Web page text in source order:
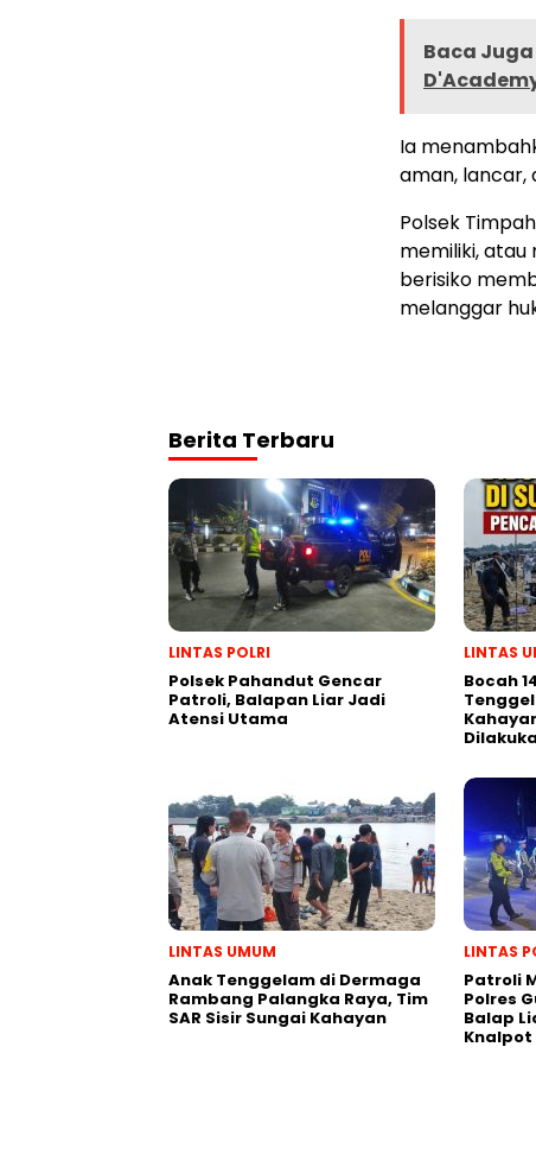
Baca Juga
Ia
aman, lancar,
Polsek
memiliki,
berisiko
melanggar
Berita Terbaru
LINTAS POLRI
Polsek Pahandut Gencar
Patroli, Balapan Liar Jadi
Atensi Utama
LINTAS
Bocah
LINTAS UMUM
Anak Tenggelam di Dermaga
Rambang Palangka Raya, Tim
SAR Sisir Sungai Kahayan
LINTAS
Patroli
Polres
Balap
Knalpot